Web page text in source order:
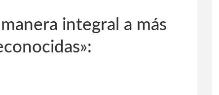
integral a más